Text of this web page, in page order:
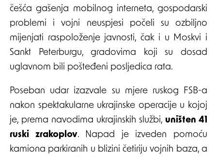
češća gašenja mobilnog interneta, gospodarski
problemi i vojni neuspjesi počeli su ozbiljno
mijenjati raspoloženje javnosti, čak i u Moskvi i
Sankt Peterburgu, gradovima koji su dosad
uglavnom bili pošteđeni posljedica rata.
Poseban udar izazvale su mjere ruskog FSB-a
nakon spektakularne ukrajinske operacije u kojoj
je, prema navodima ukrajinskih službi, uništen 41
ruski zrakoplov. Napad je izveden pomoću
kamiona parkiranih u blizini četiriju vojnih baza, a